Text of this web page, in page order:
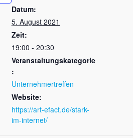
Datum:
5. August 2021
Zeit:
19:00 - 20:30
Veranstaltungskategorie
:
Unternehmertreffen
Website:
https://art-efact.de/stark-
im-internet/